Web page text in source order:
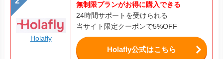
Holafly
無制限プランがお得に購入できる
24時間サポートを受けられる
当サイト限定クーポンで5%OFF
Holafly公式はこちら